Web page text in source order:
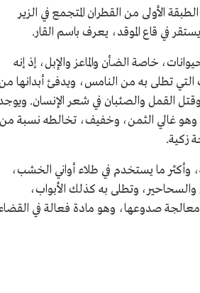
الأولى من القطران المتجمع في الزير
في قاع الموقد، يعرف باسم القار.
خاصة الضأن والماعز والإبل، إذ إنه
التي تطلى به من النامس، ويدفئ أبدانها
القمل والصئبان في شعر الإنسان.
غالي الثمن، وخفيف، تخالطه نسبة من
زكية.
وأكثر ما يستخدم في طلاء أواني الخشب،
والسحاحير، وتطلى به كذلك الأبواب،
صدوعها، وهو مادة فعالة في